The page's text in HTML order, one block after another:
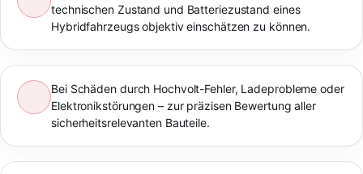
technischen Zustand und Batteriezustand eines
Hybridfahrzeugs objektiv einschätzen zu können.
Bei Schäden durch Hochvolt-Fehler, Ladeprobleme oder
Elektronikstörungen – zur präzisen Bewertung aller
sicherheitsrelevanten Bauteile.